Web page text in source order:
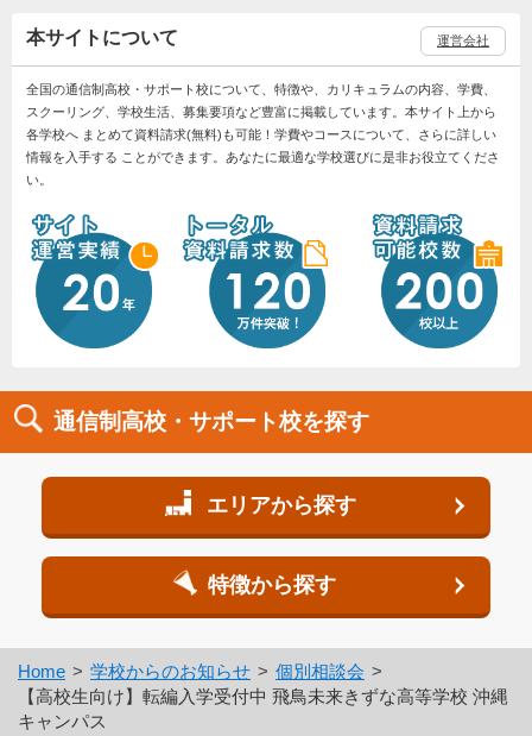
本サイトについて 運営会社
全国の通信制高校・サポート校について、特徴や、カリキュラムの内容、学費、
スクーリング、学校生活、募集要項など豊富に掲載しています。本サイト上から
各学校へ まとめて資料請求(無料)も可能！学費やコースについて、さらに詳しい
情報を入手する ことができます。あなたに最適な学校選びに是非お役立てくださ
い。
通信制高校・サポート校を探す
エリアから探す
特徴から探す
Home 学校からのお知らせ
個別相談会
【高校生向け】転編入学受付中 飛鳥未来きずな高等学校 沖縄
キャンパス